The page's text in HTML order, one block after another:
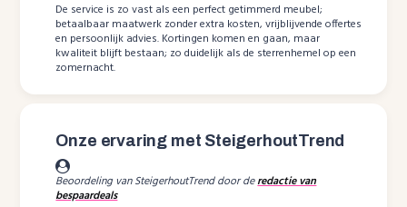
De service is zo vast als een perfect getimmerd meubel;
betaalbaar maatwerk zonder extra kosten, vrijblijvende offertes
en persoonlijk advies. Kortingen komen en gaan, maar
kwaliteit blijft bestaan; zo duidelijk als de sterrenhemel op een
zomernacht.
Onze ervaring met SteigerhoutTrend
Beoordeling van SteigerhoutTrend door deredactie van
bespaardeals